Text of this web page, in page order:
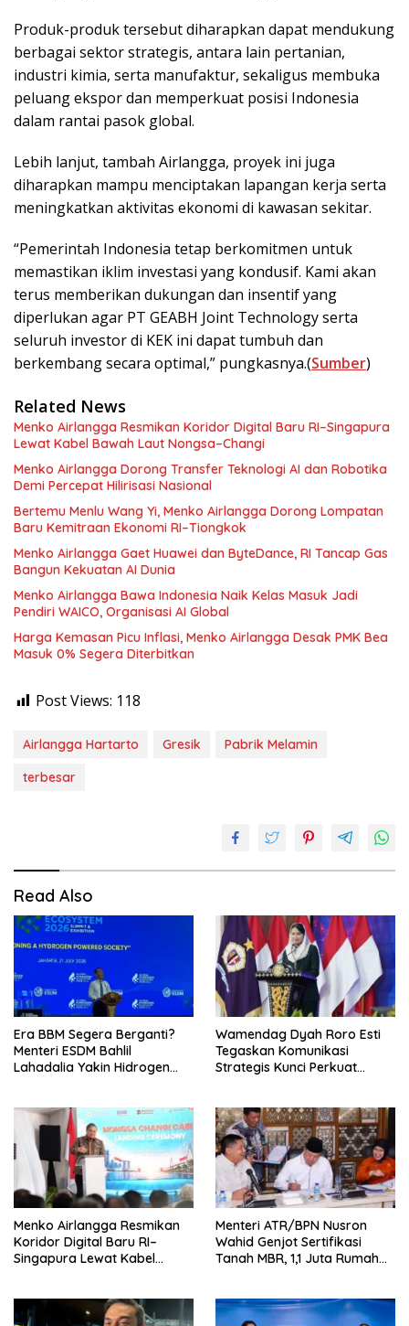
Produk-produk tersebut diharapkan dapat mendukung
berbagai sektor strategis, antara lain pertanian,
industri kimia, serta manufaktur, sekaligus membuka
peluang ekspor dan memperkuat posisi Indonesia
dalam rantai pasok global.
Lebih lanjut, tambah Airlangga, proyek ini juga
diharapkan mampu menciptakan lapangan kerja serta
meningkatkan aktivitas ekonomi di kawasan sekitar.
“Pemerintah Indonesia tetap berkomitmen untuk
memastikan iklim investasi yang kondusif. Kami akan
terus memberikan dukungan dan insentif yang
diperlukan agar PT GEABH Joint Technology serta
seluruh investor di KEK ini dapat tumbuh dan
berkembang secara optimal,” pungkasnya.(Sumber)
Related News
Menko Airlangga Resmikan Koridor Digital Baru RI–Singapura
Lewat Kabel Bawah Laut Nongsa–Changi
Menko Airlangga Dorong Transfer Teknologi AI dan Robotika
Demi Percepat Hilirisasi Nasional
Bertemu Menlu Wang Yi, Menko Airlangga Dorong Lompatan
Baru Kemitraan Ekonomi RI–Tiongkok
Menko Airlangga Gaet Huawei dan ByteDance, RI Tancap Gas
Bangun Kekuatan AI Dunia
Menko Airlangga Bawa Indonesia Naik Kelas Masuk Jadi
Pendiri WAICO, Organisasi AI Global
Harga Kemasan Picu Inflasi, Menko Airlangga Desak PMK Bea
Masuk 0% Segera Diterbitkan
Post Views: 118
Airlangga Hartarto Gresik
Pabrik Melamin
terbesar
Read Also
Era BBM Segera Berganti?
Menteri ESDM Bahlil
Lahadalia Yakin Hidrogen
Wamendag Dyah Roro Esti
Tegaskan Komunikasi
Strategis Kunci Perkuat
Menko Airlangga Resmikan
Koridor Digital Baru RI–
Singapura Lewat Kabel
Menteri ATR/BPN Nusron
Wahid Genjot Sertifikasi
Tanah MBR, 1,1 Juta Rumah